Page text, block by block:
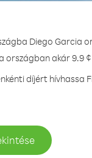
Diego Garcia
országban akár 9.9
díjért hívhassa